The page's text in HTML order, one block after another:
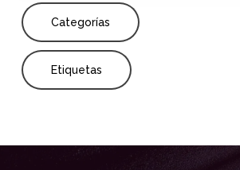
Categorías
Etiquetas